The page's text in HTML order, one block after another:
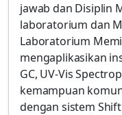
jawab dan Disiplin
laboratorium dan
Laboratorium
mengaplikasikan
GC, UV-Vis
kemampuan
dengan sistem